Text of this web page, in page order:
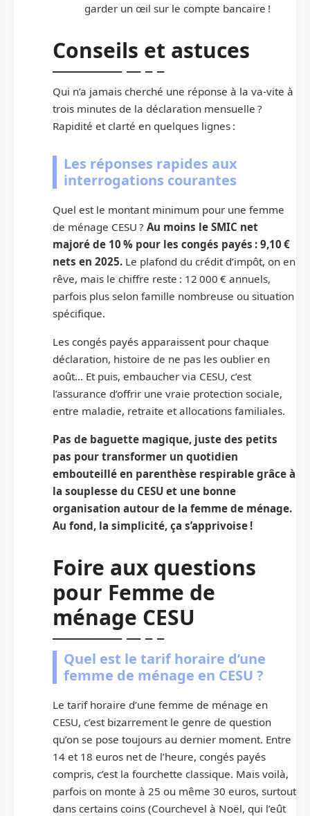
garder un œil sur le compte bancaire !
Conseils et astuces
Qui n’a jamais cherché une réponse à la va-vite à
trois minutes de la déclaration mensuelle ?
Rapidité et clarté en quelques lignes :
Les réponses rapides aux
interrogations courantes
Quel est le montant minimum pour une femme
de ménage CESU ? Au moins le SMIC net
majoré de 10 % pour les congés payés : 9,10 €
nets en 2025. Le plafond du crédit d’impôt, on en
rêve, mais le chiffre reste : 12 000 € annuels,
parfois plus selon famille nombreuse ou situation
spécifique.
Les congés payés apparaissent pour chaque
déclaration, histoire de ne pas les oublier en
août… Et puis, embaucher via CESU, c’est
l’assurance d’offrir une vraie protection sociale,
entre maladie, retraite et allocations familiales.
Pas de baguette magique, juste des petits
pas pour transformer un quotidien
embouteillé en parenthèse respirable grâce à
la souplesse du CESU et une bonne
organisation autour de la femme de ménage.
Au fond, la simplicité, ça s’apprivoise !
Foire aux questions
pour Femme de
ménage CESU
Quel est le tarif horaire d’une
femme de ménage en CESU ?
Le tarif horaire d’une femme de ménage en
CESU, c’est bizarrement le genre de question
qu’on se pose toujours au dernier moment. Entre
14 et 18 euros net de l’heure, congés payés
compris, c’est la fourchette classique. Mais voilà,
parfois on monte à 25 ou même 30 euros, surtout
dans certains coins (Courchevel à Noël, qui l’eût